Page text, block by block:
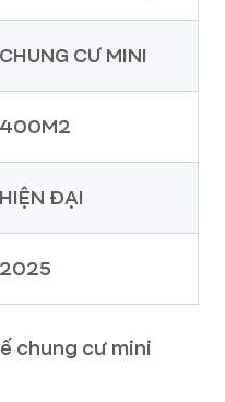
CHUNG CƯ MINI
400M2
HIỆN ĐẠI
2025
chung cư mini